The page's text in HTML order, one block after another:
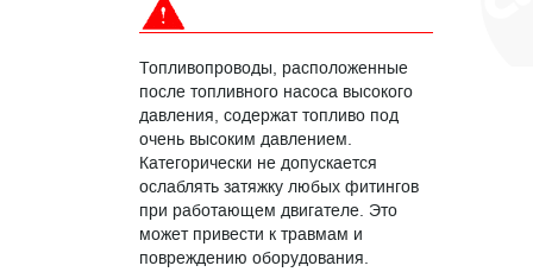
Топливопроводы, расположенные
после топливного насоса высокого
давления, содержат топливо под
очень высоким давлением.
Категорически не допускается
ослаблять затяжку любых фитингов
при работающем двигателе. Это
может привести к травмам и
повреждению оборудования.